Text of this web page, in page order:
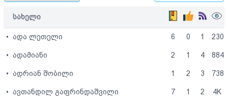
სახელი
• ადა ლეთელი 6 0 1 230
• ადამიანი 2 1 4 884
• ადრიან შობილი 1 2 3 738
• ავთანდილ გაფრინდაშვილი 7 1 2 4K